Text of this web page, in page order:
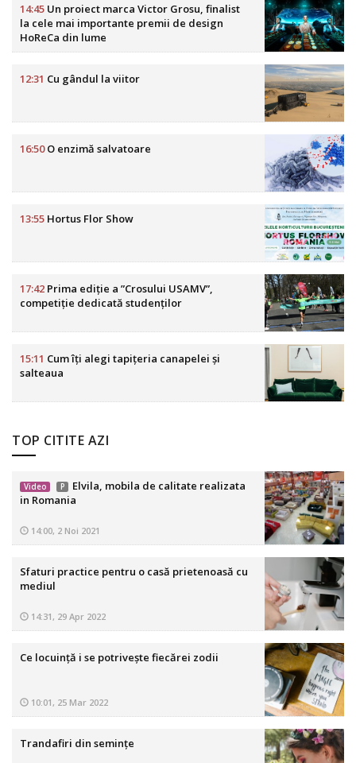
14:45 Un proiect marca Victor Grosu, finalist
la cele mai importante premii de design
HoReCa din lume
12:31 Cu gândul la viitor
16:50O enzimă salvatoare
13:55 Hortus Flor Show
17:42 Prima ediție a ”Crosului USAMV”,
competiție dedicată studenților
15:11 Cum îți alegi tapițeria canapelei și
salteaua
TOP CITITE AZI
Video P
Elvila, mobila de calitate realizata
in Romania
14:00, 2 Noi 2021
Sfaturi practice pentru o casă prietenoasă cu
mediul
14:31, 29 Apr 2022
Ce locuință i se potrivește fiecărei zodii
10:01, 25 Mar 2022
Trandafiri din semințe